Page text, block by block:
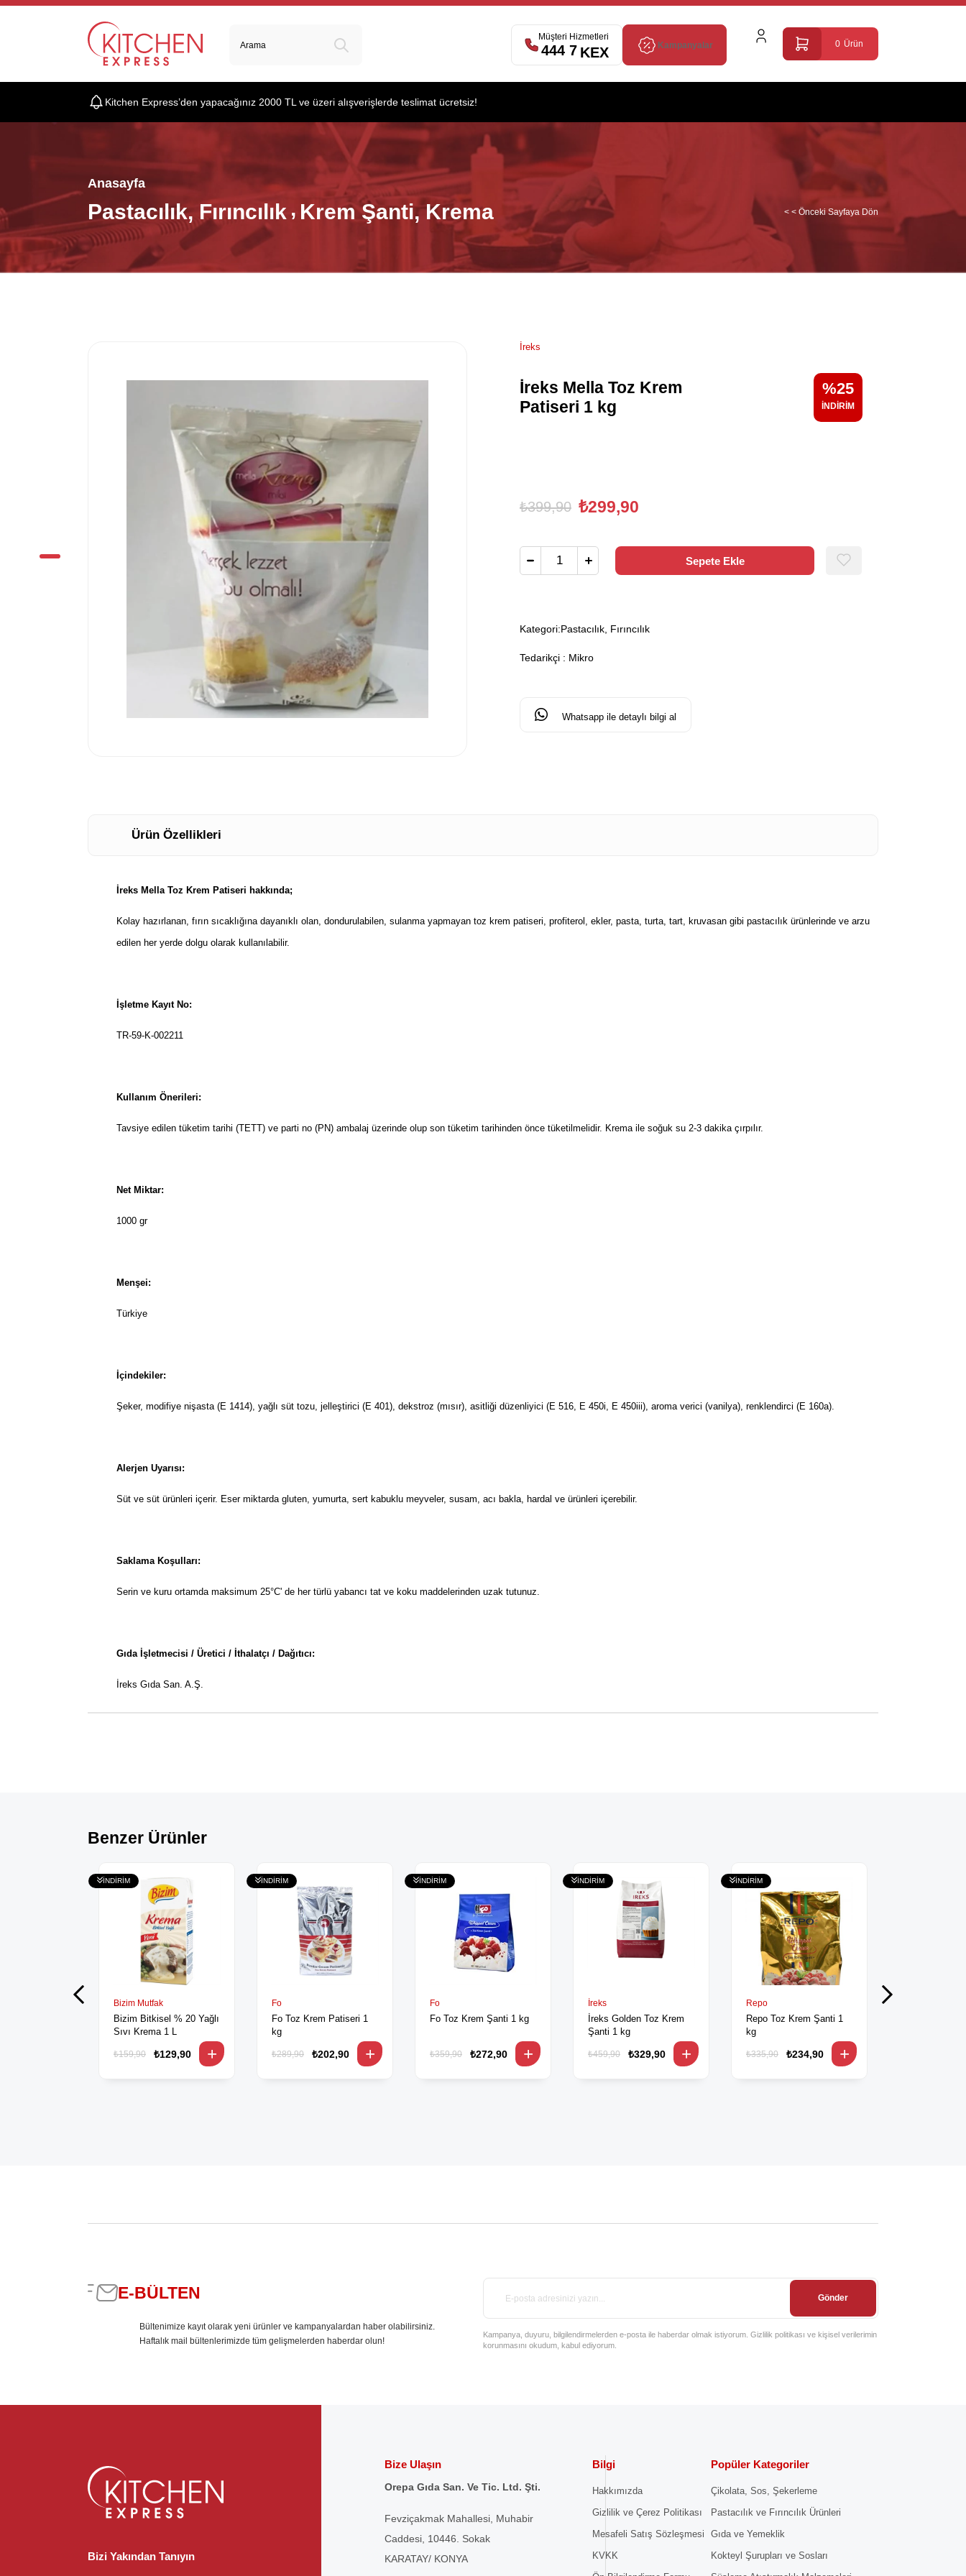
0 Ürün
Müşteri Hizmetleri
444 7 539
Kampanyalar
Kitchen Express’den yapacağınız 2000 TL ve üzeri alışverişlerde teslimat ücretsiz!
Anasayfa
Pastacılık, Fırıncılık Krem Şanti, Krema < < Önceki Sayfaya Dön
İreks
İreks Mella Toz Krem
Patiseri 1 kg
25
₺399,90 ₺299,90
Kategori:Pastacılık, Fırıncılık
Tedarikçi : Mikro
Whatsapp ile detaylı bilgi al
Ürün Özellikleri
İreks Mella Toz Krem Patiseri hakkında;
Kolay hazırlanan, fırın sıcaklığına dayanıklı olan, dondurulabilen, sulanma yapmayan toz krem patiseri, profiterol, ekler, pasta, turta, tart, kruvasan gibi pastacılık ürünlerinde ve arzu
edilen her yerde dolgu olarak kullanılabilir.
İşletme Kayıt No:
TR-59-K-002211
Kullanım Önerileri:
Tavsiye edilen tüketim tarihi (TETT) ve parti no (PN) ambalaj üzerinde olup son tüketim tarihinden önce tüketilmelidir. Krema ile soğuk su 2-3 dakika çırpılır.
Net Miktar:
1000 gr
Menşei:
Türkiye
İçindekiler:
Şeker, modifiye nişasta (E 1414), yağlı süt tozu, jelleştirici (E 401), dekstroz (mısır), asitliği düzenliyici (E 516, E 450i, E 450iii), aroma verici (vanilya), renklendirci (E 160a).
Alerjen Uyarısı:
Süt ve süt ürünleri içerir. Eser miktarda gluten, yumurta, sert kabuklu meyveler, susam, acı bakla, hardal ve ürünleri içerebilir.
Saklama Koşulları:
Serin ve kuru ortamda maksimum 25°C' de her türlü yabancı tat ve koku maddelerinden uzak tutunuz.
Gıda İşletmecisi / Üretici / İthalatçı / Dağıtıcı:
İreks Gıda San. A.Ş.
Benzer Ürünler
Bizim Mutfak
Bizim Bitkisel % 20 Yağlı
Sıvı Krema 1 L
₺129,90
₺159,90
Fo
Fo Toz Krem Patiseri 1
kg
₺202,90
₺289,90
Fo
Fo Toz Krem Şanti 1 kg
₺272,90
₺359,90
İreks
İreks Golden Toz Krem
Şanti 1 kg
₺329,90
₺459,90
Repo
Repo Toz Krem Şanti 1
kg
₺234,90
₺335,90
E-BÜLTEN
Bültenimize kayıt olarak yeni ürünler ve kampanyalardan haber olabilirsiniz.
Haftalık mail bültenlerimizde tüm gelişmelerden haberdar olun!
Gönder
Kampanya, duyuru, bilgilendirmelerden e-posta ile haberdar olmak istiyorum. Gizlilik politikası ve kişisel verilerimin
korunmasını okudum, kabul ediyorum.
Bizi Yakından Tanıyın
Bize Ulaşın
Orepa Gıda San. Ve Tic. Ltd. Şti.
Fevziçakmak Mahallesi, Muhabir
Caddesi, 10446. Sokak
KARATAY/ KONYA
Bilgi
Hakkımızda
Gizlilik ve Çerez Politikası
Mesafeli Satış Sözleşmesi
KVKK
Popüler Kategoriler
Çikolata, Sos, Şekerleme
Pastacılık ve Fırıncılık Ürünleri
Gıda ve Yemeklik
Kokteyl Şurupları ve Sosları